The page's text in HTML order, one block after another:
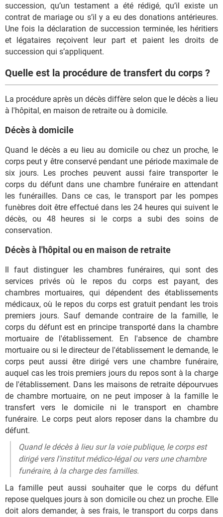
succession, qu’un testament a été rédigé, qu’il existe un
contrat de mariage ou s’il y a eu des donations antérieures.
Une fois la déclaration de succession terminée, les héritiers
et légataires reçoivent leur part et paient les droits de
succession qui s’appliquent.
Quelle est la procédure de transfert du corps ?
La procédure après un décès diffère selon que le décès a lieu
à l'hôpital, en maison de retraite ou à domicile.
Décès à domicile
Quand le décès a eu lieu au domicile ou chez un proche, le
corps peut y être conservé pendant une période maximale de
six jours. Les proches peuvent aussi faire transporter le
corps du défunt dans une chambre funéraire en attendant
les funérailles. Dans ce cas, le transport par les pompes
funèbres doit être effectué dans les 24 heures qui suivent le
décès, ou 48 heures si le corps a subi des soins de
conservation.
Décès à l'hôpital ou en maison de retraite
Il faut distinguer les chambres funéraires, qui sont des
services privés où le repos du corps est payant, des
chambres mortuaires, qui dépendent des établissements
médicaux, où le repos du corps est gratuit pendant les trois
premiers jours. Sauf demande contraire de la famille, le
corps du défunt est en principe transporté dans la chambre
mortuaire de l'établissement. En l'absence de chambre
mortuaire ou si le directeur de l'établissement le demande, le
corps peut aussi être dirigé vers une chambre funéraire,
auquel cas les trois premiers jours du repos sont à la charge
de l'établissement. Dans les maisons de retraite dépourvues
de chambre mortuaire, on ne peut imposer à la famille le
transfert vers le domicile ni le transport en chambre
funéraire. Le corps peut alors reposer dans la chambre du
défunt.
Quand le décès à lieu sur la voie publique, le corps est
dirigé vers l'institut médico-légal ou vers une chambre
funéraire, à la charge des familles.
La famille peut aussi souhaiter que le corps du défunt
repose quelques jours à son domicile ou chez un proche. Elle
doit alors demander, à ses frais, le transport du corps dans